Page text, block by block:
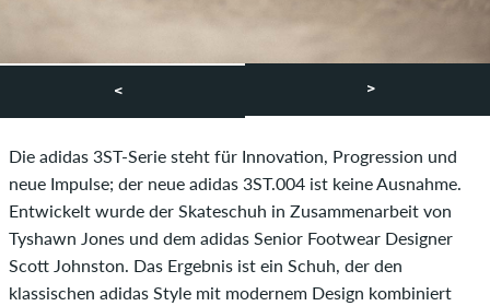
< >
Die adidas 3ST-Serie steht für Innovation, Progression und
neue Impulse; der neue adidas 3ST.004 ist keine Ausnahme.
Entwickelt wurde der Skateschuh in Zusammenarbeit von
Tyshawn Jones und dem adidas Senior Footwear Designer
Scott Johnston. Das Ergebnis ist ein Schuh, der den
klassischen adidas Style mit modernem Design kombiniert